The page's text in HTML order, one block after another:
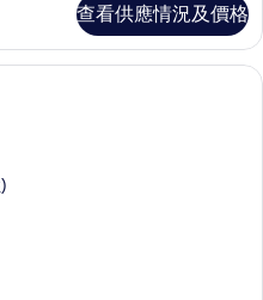
查看供應情況及價格
Family room renovated | 高級寢具、